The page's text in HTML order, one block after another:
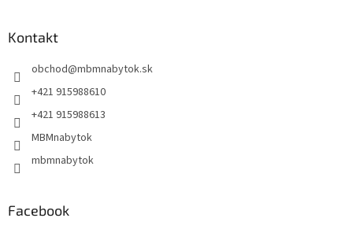
Kontakt
obchod@mbmnabytok.sk
+421 915988610
+421 915988613
MBMnabytok
mbmnabytok
Facebook